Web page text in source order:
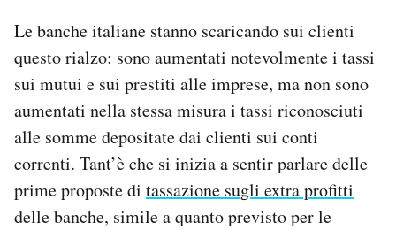
Le banche italiane stanno scaricando sui clienti
questo rialzo: sono aumentati notevolmente i tassi
sui mutui e sui prestiti alle imprese, ma non sono
aumentati nella stessa misura i tassi riconosciuti
alle somme depositate dai clienti sui conti
correnti. Tant’è che si inizia a sentir parlare delle
prime proposte di tassazione sugli extra profitti
delle banche, simile a quanto previsto per le